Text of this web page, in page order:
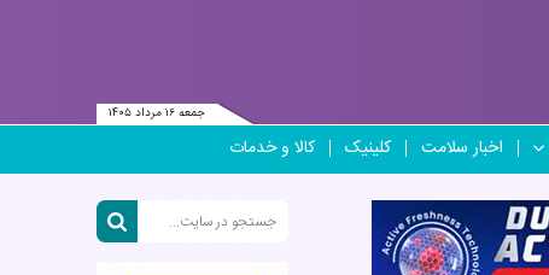
جمعه ۱۶ مرداد ۱۴۰۵
اخبار سلامت کلینیک کالا و خدمات